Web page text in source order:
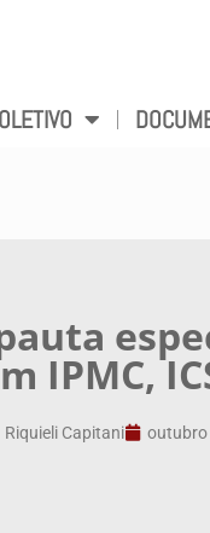
IPMC,
Riquieli Capitani outubro